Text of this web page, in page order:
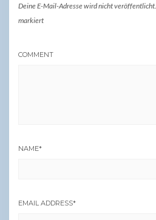
Deine E-Mail-Adresse wird nicht veröffentlicht.
markiert
COMMENT
NAME*
EMAIL ADDRESS*